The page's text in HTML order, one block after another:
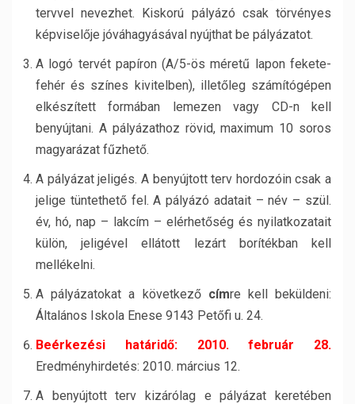
tervvel nevezhet. Kiskorú pályázó csak törvényes
képviselője jóváhagyásával nyújthat be pályázatot.
A logó tervét papíron (A/5-ös méretű lapon fekete-
fehér és színes kivitelben), illetőleg számítógépen
elkészített formában lemezen vagy CD-n kell
benyújtani. A pályázathoz rövid, maximum 10 soros
magyarázat fűzhető.
A pályázat jeligés. A benyújtott terv hordozóin csak a
jelige tüntethető fel. A pályázó adatait – név – szül.
év, hó, nap – lakcím – elérhetőség és nyilatkozatait
külön, jeligével ellátott lezárt borítékban kell
mellékelni.
A pályázatokat a következő címre kell beküldeni:
Általános Iskola Enese 9143 Petőfi u. 24.
Beérkezési határidő: 2010. február 28.
Eredményhirdetés: 2010. március 12.
A benyújtott terv kizárólag e pályázat keretében